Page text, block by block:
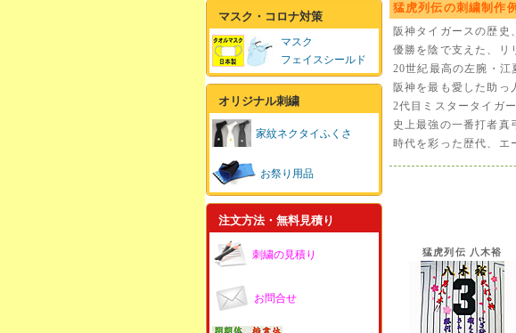
マスク・コロナ対策
マスク
フェイスシールド
オリジナル刺繍
家紋ネクタイふくさ
お祭り用品
注文方法・無料見積り
刺繍の見積り
お問合せ
猛虎列伝の刺繍制作例
阪神タイガースの歴史
優勝を陰で支えた、リ
20世紀最高の左腕・江
阪神を最も愛した助っ
2代目ミスタータイガ
史上最強の一番打者真
時代を彩った歴代、エ
猛虎列伝 八木裕